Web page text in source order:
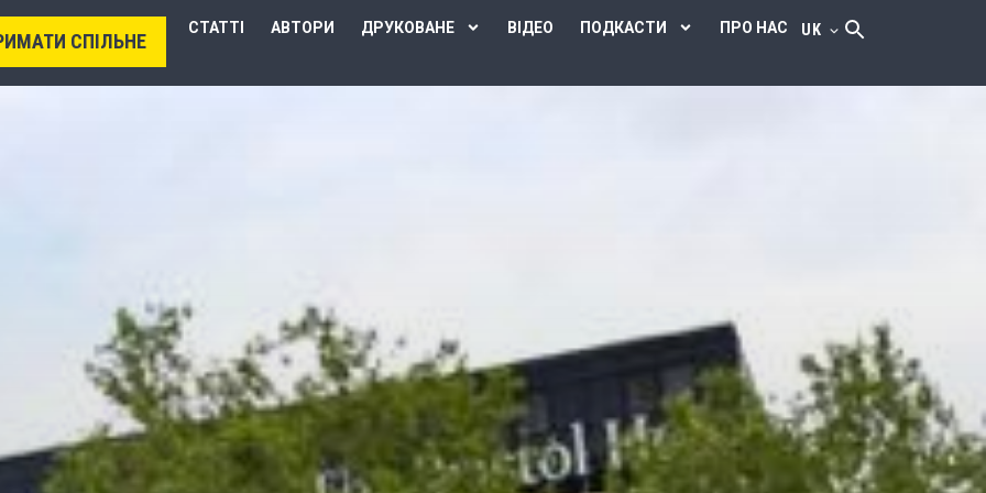
СПІЛЬНЕ
СТАТТІ АВТОРИ ДРУКОВАНЕ ВІДЕО ПОДКАСТИ ПРО НАС UK